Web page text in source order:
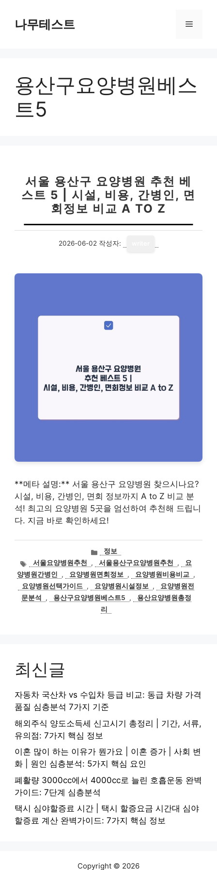
나무테스트 메
용산구요양병원베스
트5
서울 용산구 요양병원 추천 베
스트 5 | 시설, 비용, 간병인, 면
회정보 비교 A TO Z
2026-06-02 작성자:
**메타 설명:** 서울 용산구 요양병원 찾으시나요?
시설, 비용, 간병인, 면회 정보까지 A to Z 비교 분
석! 최고의 요양병원 5곳을 엄선하여 추천해 드립니
다. 지금 바로 확인하세요!
카
테
고
리
정보
태
그
서울요양병원추천 , 서울용산구요양병원추천 ,
요
양병원간병인
, 요양병원면회정보 , 요양병원비용비교
,
요양병원선택가이드 , 요양병원시설정보 ,
요양병원전
문분석
, 용산구요양병원베스트5 ,
용산요양병원총정
리
최신글
자동차 국산차 vs 수입차 등급 비교: 동급 차량 가격
품질 심층분석 7가지 기준
해외주식 양도소득세 신고시기 총정리 | 기간, 서류,
유의점: 7가지 핵심 정보
이혼 많이 하는 이유가 뭔가요 | 이혼 증가 | 사회 변
화 | 원인 심층분석: 5가지 핵심 요인
폐활량 3000cc에서 4000cc로 늘린 호흡운동 완벽
가이드: 7단계 심층분석
택시 심야할증료 시간 | 택시 할증요금 시간대 심야
할증료 계산 완벽가이드: 7가지 핵심 정보
Copyright © 2026